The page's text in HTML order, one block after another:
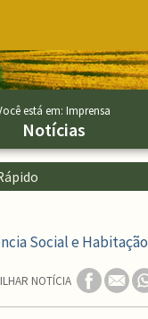
está em: Imprensa
Notícias
Social e Habitação
NOTÍCIA